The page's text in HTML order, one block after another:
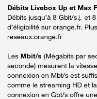
Débits Livebox Up et Max
Débits jusqu’à 8 Gbit/s↓ et
d’éligibilité sur orange.fr.
reseaux.orange.fr
Les Mbit/s (Mégabits par
seconde) mesurent la
connexion en Mbt/s est
comme le streaming HD et
connexion en Gbt/s offre